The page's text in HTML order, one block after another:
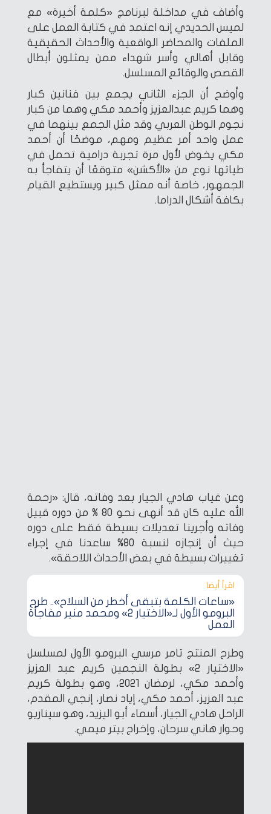
وأضاف في مداخلة لبرنامج «كلمة أخيرة» مع
لميس الحديدي إنه اعتمد في كتابة العمل على
الملفات والمحاضر الواقعية والأحداث الحقيقية
وقابل أهالي وأسر شهداء ممن يمثلون أبطال
القصص والوقائع المسلسل.
وأوضح أن الجزء الثاني يجمع بين فنانين كبار
وهما كريم عبدالعزيز وأحمد مكي وهما من كبار
نجوم الوطن العربي وقد مثل الجمع بينهما في
عمل واحد أمر عظيم ومهم، موضحًا أن أحمد
مكي يخوض لأول مرة تجربة درامية تحمل في
طياتها نوع من «الأكشن» متوقعًا أن يتفاجأ به
الجمهور، خاصة أنه ممثل كبير ويستطيع القيام
بكافة أشكال الدراما.
وعن غياب هادي الجيار بعد وفاته، قال: «رحمة
الله عليه كان قد أنهى نحو 80 % من دوره قبيل
وفاته وأجرينا تعديلات بسيطة فقط على دوره
حيث أن إنجازه لنسبة 80% ساعدنا في إجراء
تغييرات بسيطة في بعض الأحداث اللاحقة».
اقرأ أيضا‎
«ساعات الكلمة بتبقى أخطر من السلاح».. طرح
البرومو الأول لـ«الاختيار 2» ومحمد منير مفاجأة
العمل
وطرح المنتج تامر مرسي البرومو الأول لمسلسل
«الاختيار 2» بطولة النجمين كريم عبد العزيز
وأحمد مكي، لرمضان 2021، وهو بطولة كريم
عبد العزيز، أحمد مكي، إياد نصار، إنجي المقدم،
الراحل هادي الجيار، أسماء أبو اليزيد، وهو سيناريو
وحوار هاني سرحان، وإخراج بيتر ميمي.